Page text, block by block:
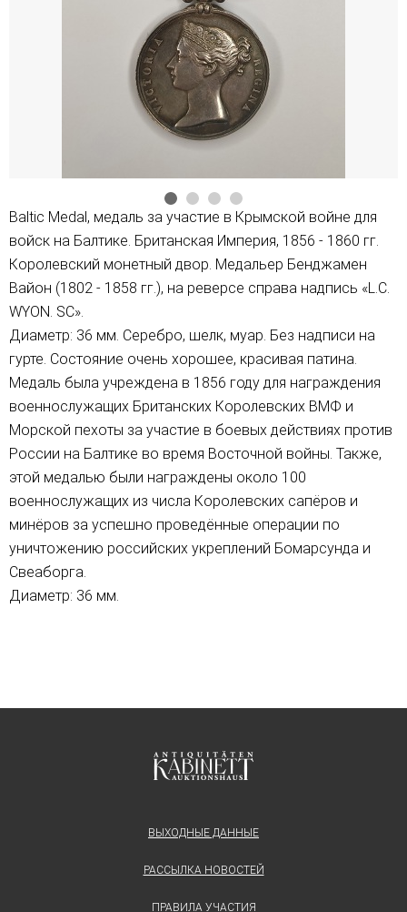
Baltic Medal, медаль за участие в Крымской войне для
войск на Балтике. Британская Империя, 1856 - 1860 гг.
Королевский монетный двор. Медальер Бенджамен
Вайон (1802 - 1858 гг.), на реверсе справа надпись «L.C.
WYON. SC».
Диаметр: 36 мм. Серебро, шелк, муар. Без надписи на
гурте. Состояние очень хорошее, красивая патина.
Медаль была учреждена в 1856 году для награждения
военнослужащих Британских Королевских ВМФ и
Морской пехоты за участие в боевых действиях против
России на Балтике во время Восточной войны. Также,
этой медалью были награждены около 100
военнослужащих из числа Королевских сапёров и
минёров за успешно проведённые операции по
уничтожению российских укреплений Бомарсунда и
Свеаборга.
Диаметр: 36 мм.
ВЫХОДНЫЕ ДАННЫЕ
РАССЫЛКА НОВОСТЕЙ
ПРАВИЛА УЧАСТИЯ